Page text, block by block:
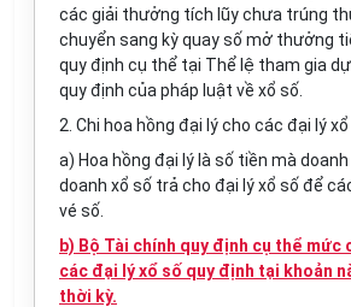
các giải thưởng tích lũy chưa trúng
chuyển sang kỳquay số mở thưởng
quy định cụ thể tại Thể lệ tham gia
quy định của pháp luật về xổ số
2. Chi hoa hồng đại lý cho các đại lý
a) Hoa hồng đại lý là số tiền mà
doanh xổ số trả cho đại lý xổ số để
vé số.
b) Bộ Tài chính quy định cụ thể mức
các đại lý xổ số quy định tại khoản
thời kỳ.